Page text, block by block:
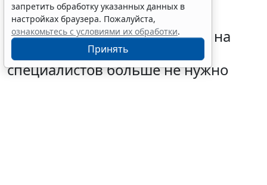
Подавать "летнее" заявление на
отсрочку от армии для ИТ-
специалистов больше не нужно
запретить обработку указанных данных в
настройках браузера. Пожалуйста,
ознакомьтесь с условиями их обработки.
Принять